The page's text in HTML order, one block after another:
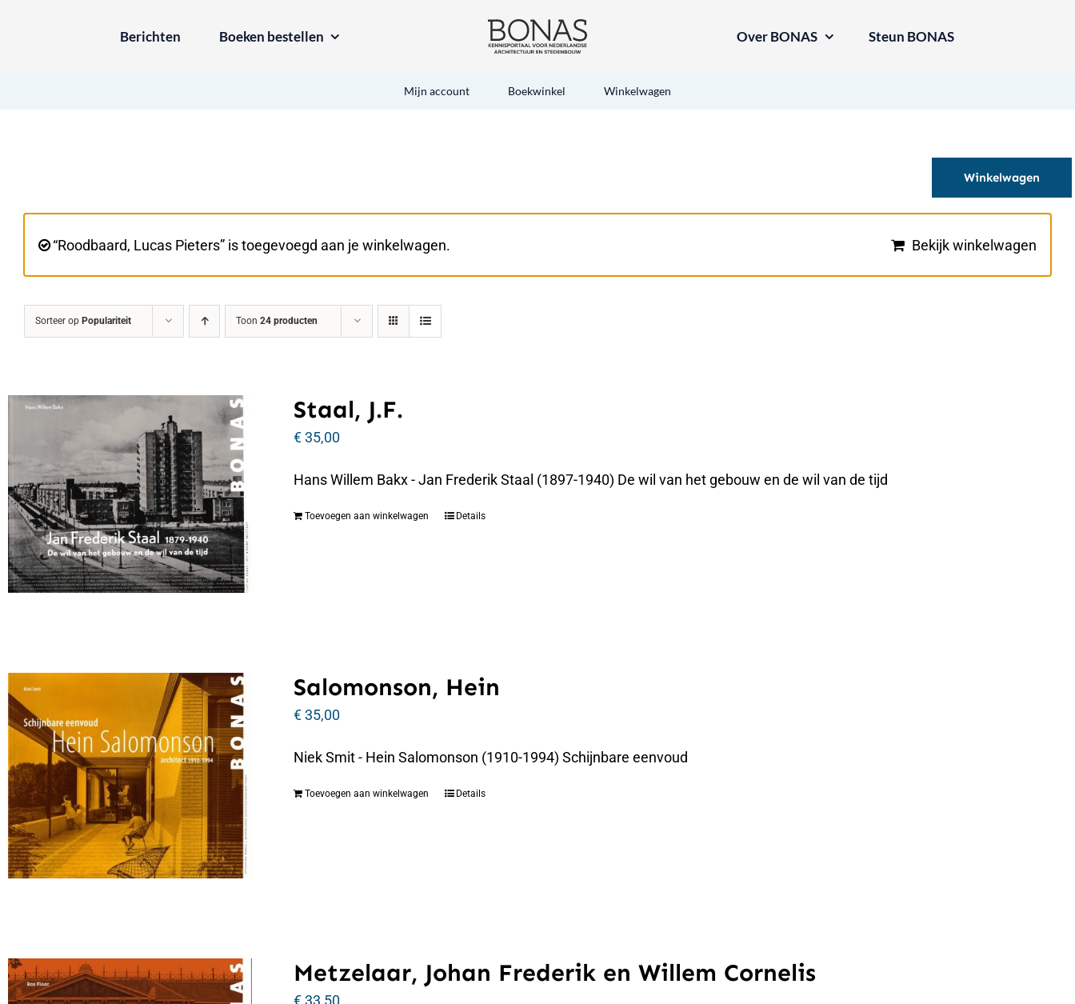
Berichten Boeken bestellen Over BONAS Steun BONAS
Mijn account Boekwinkel Winkelwagen
Winkelwagen
“Roodbaard, Lucas Pieters” is toegevoegd aan je winkelwagen. Bekijk winkelwagen
Sorteer op Populariteit Toon 24 producten
Staal, J.F.
€35,00
Hans Willem Bakx - Jan Frederik Staal (1897-1940) De wil van het gebouw en de wil van de tijd
Toevoegen aan winkelwagen Details
Salomonson, Hein
€35,00
Niek Smit - Hein Salomonson (1910-1994) Schijnbare eenvoud
Toevoegen aan winkelwagen Details
Metzelaar, Johan Frederik en Willem Cornelis
€33,50